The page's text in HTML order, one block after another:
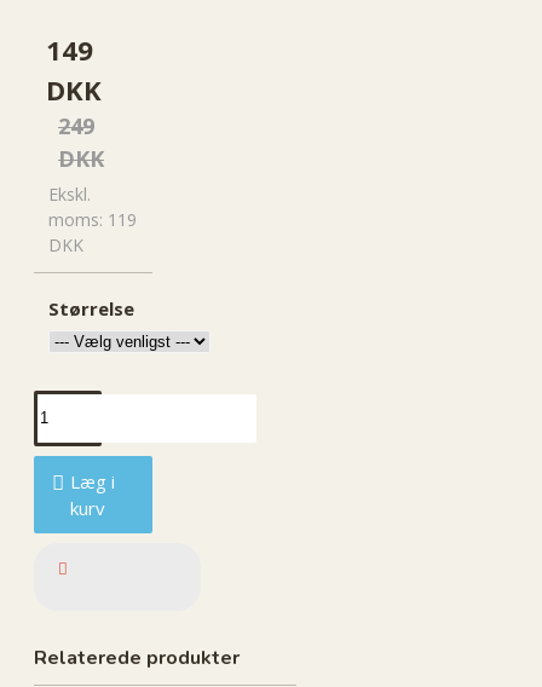
149
DKK
249
DKK
Ekskl.
moms: 119
DKK
Størrelse
Læg i
kurv
Relaterede produkter